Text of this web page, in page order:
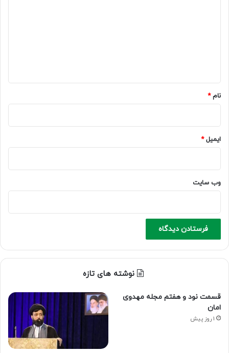
نام*
ایمیل*
وب‌ سایت
نوشته های تازه
قسمت نود و هفتم مجله مهدوی
امان
1 روز پیش